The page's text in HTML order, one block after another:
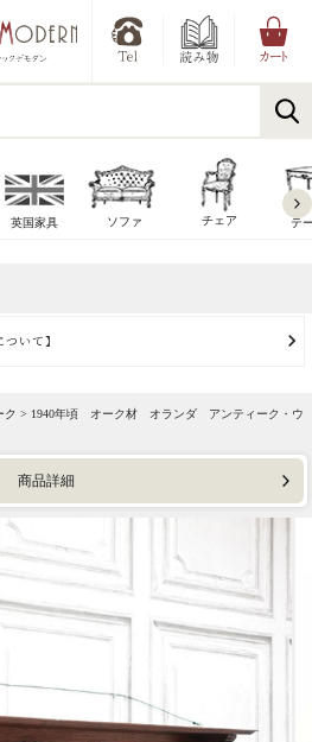
英国家具 ソファ チェア テ
ク > 1940年頃 オーク材 オランダ アンティーク・ウ
商品詳細